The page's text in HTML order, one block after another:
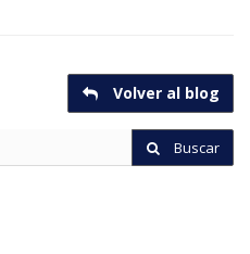
Volver al blog
Buscar